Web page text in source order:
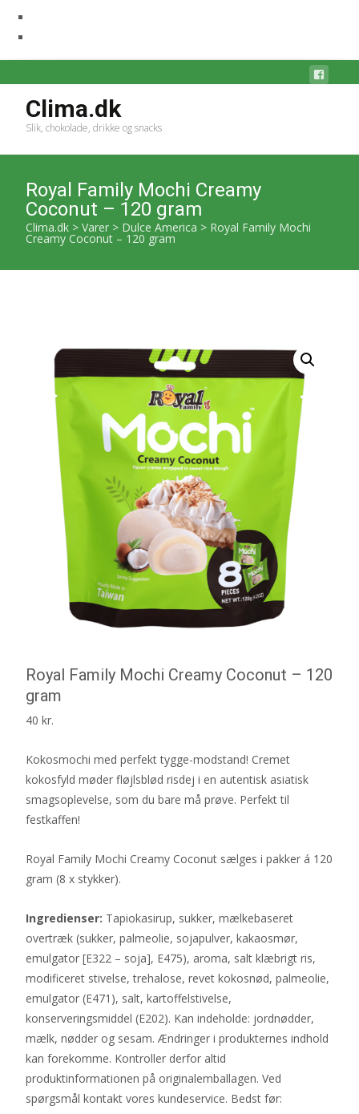
Clima.dk
Slik, chokolade, drikke og snacks
Royal Family Mochi Creamy
Coconut – 120 gram
Clima.dk > Varer > Dulce America > Royal Family Mochi
Creamy Coconut – 120 gram
Royal Family Mochi Creamy Coconut – 120
gram
40 kr.
Kokosmochi med perfekt tygge-modstand! Cremet
kokosfyld møder fløjlsblød risdej i en autentisk asiatisk
smagsoplevelse, som du bare må prøve. Perfekt til
festkaffen!
Royal Family Mochi Creamy Coconut sælges i pakker á 120
gram (8 x stykker).
Ingredienser: Tapiokasirup, sukker, mælkebaseret
overtræk (sukker, palmeolie, sojapulver, kakaosmør,
emulgator [E322 – soja], E475), aroma, salt klæbrigt ris,
modificeret stivelse, trehalose, revet kokosnød, palmeolie,
emulgator (E471), salt, kartoffelstivelse,
konserveringsmiddel (E202). Kan indeholde: jordnødder,
mælk, nødder og sesam. Ændringer i produkternes indhold
kan forekomme. Kontroller derfor altid
produktinformationen på originalemballagen. Ved
spørgsmål kontakt vores kundeservice. Bedst før: